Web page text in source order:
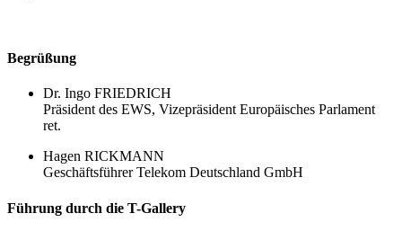
Begrüßung
Dr. Ingo FRIEDRICH
Präsident des EWS, Vizepräsident Europäisches Parlament
ret.
Hagen RICKMANN
Geschäftsführer Telekom Deutschland GmbH
Führung durch die T-Gallery